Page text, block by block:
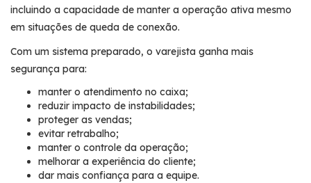
incluindo a capacidade de manter a operação ativa mesmo
em situações de queda de conexão.
Com um sistema preparado, o varejista ganha mais
segurança para:
manter o atendimento no caixa;
reduzir impacto de instabilidades;
proteger as vendas;
evitar retrabalho;
manter o controle da operação;
melhorar a experiência do cliente;
dar mais confiança para a equipe.